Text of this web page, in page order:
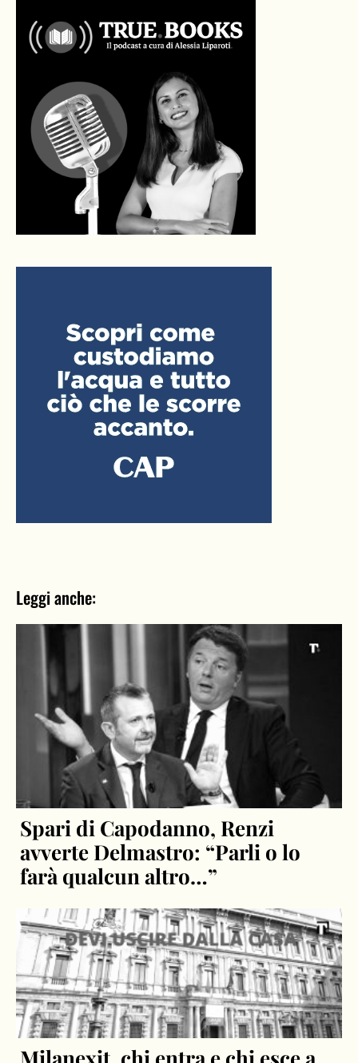
Leggi anche:
Spari di Capodanno, Renzi
avverte Delmastro: “Parli o lo
farà qualcun altro…”